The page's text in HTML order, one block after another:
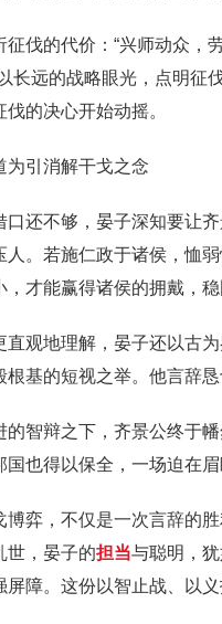
征伐的代价：“兴师动众，
长远的战略眼光，点明征
的决心开始动摇。
为引消解干戈之念
口还不够，晏子深知要让
人。若施仁政于诸侯，恤
才能赢得诸侯的拥戴，稳
直观地理解，晏子还以古
根基的短视之举。他言辞
的智辩之下，齐景公终于
国也得以保全，一场迫在
博弈，不仅是一次言辞的
世，晏子的担当与聪明，
屏障。这份以智止战、以